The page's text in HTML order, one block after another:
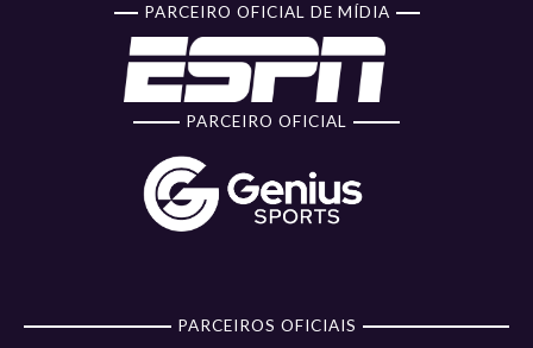
PARCEIRO OFICIAL DE MÍDIA
PARCEIRO OFICIAL
PARCEIROS OFICIAIS